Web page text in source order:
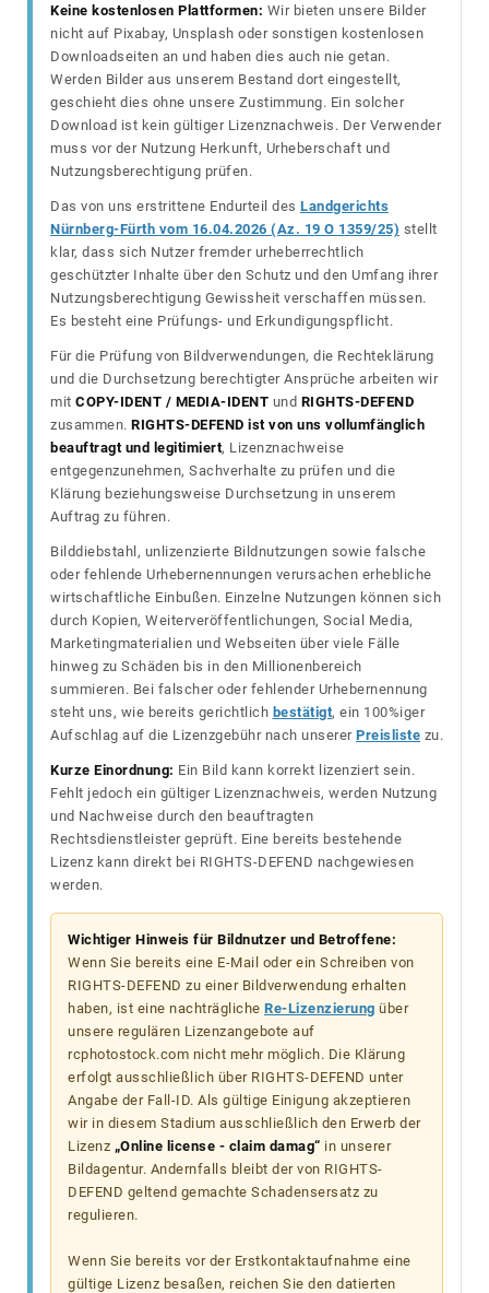
Keine kostenlosen Plattformen: Wir bieten unsere Bilder
nicht auf Pixabay, Unsplash oder sonstigen kostenlosen
Downloadseiten an und haben dies auch nie getan.
Werden Bilder aus unserem Bestand dort eingestellt,
geschieht dies ohne unsere Zustimmung. Ein solcher
Download ist kein gültiger Lizenznachweis. Der Verwender
muss vor der Nutzung Herkunft, Urheberschaft und
Nutzungsberechtigung prüfen.
Das von uns erstrittene Endurteil des Landgerichts
Nürnberg-Fürth vom 16.04.2026 (Az. 19 O 1359/25) stellt
klar, dass sich Nutzer fremder urheberrechtlich
geschützter Inhalte über den Schutz und den Umfang ihrer
Nutzungsberechtigung Gewissheit verschaffen müssen.
Es besteht eine Prüfungs- und Erkundigungspflicht.
Für die Prüfung von Bildverwendungen, die Rechteklärung
und die Durchsetzung berechtigter Ansprüche arbeiten wir
mit COPY-IDENT / MEDIA-IDENT und RIGHTS-DEFEND
zusammen. RIGHTS-DEFEND ist von uns vollumfänglich
beauftragt und legitimiert, Lizenznachweise
entgegenzunehmen, Sachverhalte zu prüfen und die
Klärung beziehungsweise Durchsetzung in unserem
Auftrag zu führen.
Bilddiebstahl, unlizenzierte Bildnutzungen sowie falsche
oder fehlende Urhebernennungen verursachen erhebliche
wirtschaftliche Einbußen. Einzelne Nutzungen können sich
durch Kopien, Weiterveröffentlichungen, Social Media,
Marketingmaterialien und Webseiten über viele Fälle
hinweg zu Schäden bis in den Millionenbereich
summieren. Bei falscher oder fehlender Urhebernennung
steht uns, wie bereits gerichtlich bestätigt, ein 100%iger
Aufschlag auf die Lizenzgebühr nach unserer Preisliste zu.
Kurze Einordnung: Ein Bild kann korrekt lizenziert sein.
Fehlt jedoch ein gültiger Lizenznachweis, werden Nutzung
und Nachweise durch den beauftragten
Rechtsdienstleister geprüft. Eine bereits bestehende
Lizenz kann direkt bei RIGHTS-DEFEND nachgewiesen
werden.
Wichtiger Hinweis für Bildnutzer und Betroffene:
Wenn Sie bereits eine E-Mail oder ein Schreiben von
RIGHTS-DEFEND zu einer Bildverwendung erhalten
haben, ist eine nachträgliche Re-Lizenzierung über
unsere regulären Lizenzangebote auf
rcphotostock.com nicht mehr möglich. Die Klärung
erfolgt ausschließlich über RIGHTS-DEFEND unter
Angabe der Fall-ID. Als gültige Einigung akzeptieren
wir in diesem Stadium ausschließlich den Erwerb der
Lizenz „Online license - claim damag“ in unserer
Bildagentur. Andernfalls bleibt der von RIGHTS-
DEFEND geltend gemachte Schadensersatz zu
regulieren.
Wenn Sie bereits vor der Erstkontaktaufnahme eine
gültige Lizenz besaßen, reichen Sie den datierten